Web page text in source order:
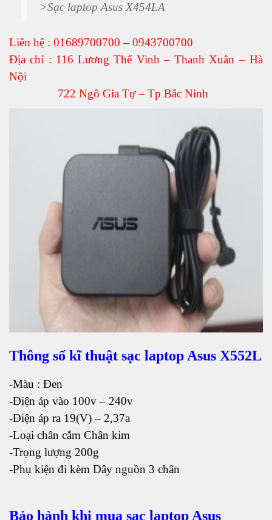
>Sạc laptop Asus X454LA
Liên hệ : 01689700700 – 0943700700
Địa chỉ : 116 Lương Thế Vinh – Thanh Xuân – Hà
Nội
722 Ngô Gia Tự – Tp Bắc Ninh
Thông số kĩ thuật sạc laptop Asus X552L
-Màu : Đen
-Điện áp vào 100v – 240v
-Điện áp ra 19(V) – 2,37a
-Loại chân cắm Chân kim
-Trọng lượng 200g
-Phụ kiện đi kèm Dây nguồn 3 chân
Bảo hành khi mua sạc laptop Asus